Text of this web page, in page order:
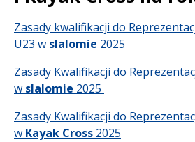
Treść
Zasady kwalifikacji do
U23 w slalomie 2025
Zasady Kwalifikacji do
w slalomie 2025
Zasady Kwalifikacji do
w Kayak Cross 2025